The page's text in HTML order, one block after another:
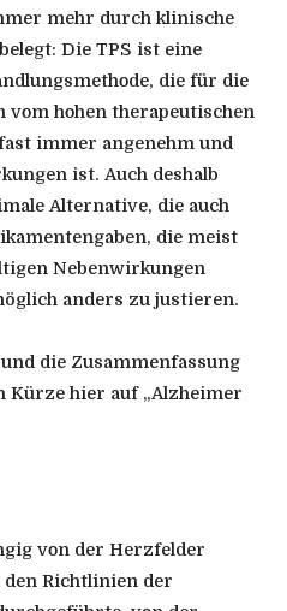
mehr durch klinische
Die TPS ist eine
die für die
vom hohen therapeutischen
immer angenehm und
ist. Auch deshalb
Alternative, die auch
die meist
Nebenwirkungen
anders zu justieren.
die Zusammenfassung
Kürze hier auf „Alzheimer
von der Herzfelder
Richtlinien der